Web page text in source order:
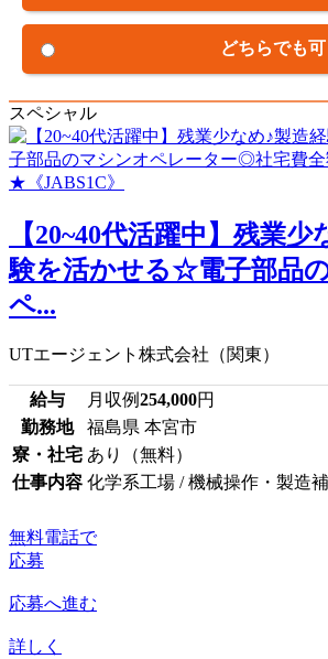
どちらでも可
スペシャル
【20~40代活躍中】残業
験を活かせる☆電子部品
ペ...
UTエージェント株式会社（関東）
給与 月収例254,000円
勤務地
福島県 本宮市
寮・社宅 あり（無料）
仕事内容 化学系工場 / 機械操作・製造
無料電話で
応募
応募へ進む
詳しく